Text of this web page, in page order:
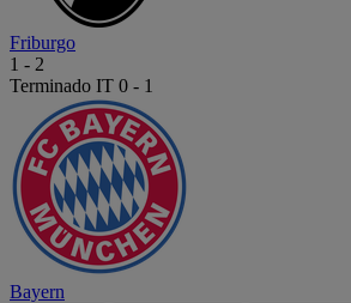
Friburgo
1 - 2
Terminado IT 0 - 1
Bayern